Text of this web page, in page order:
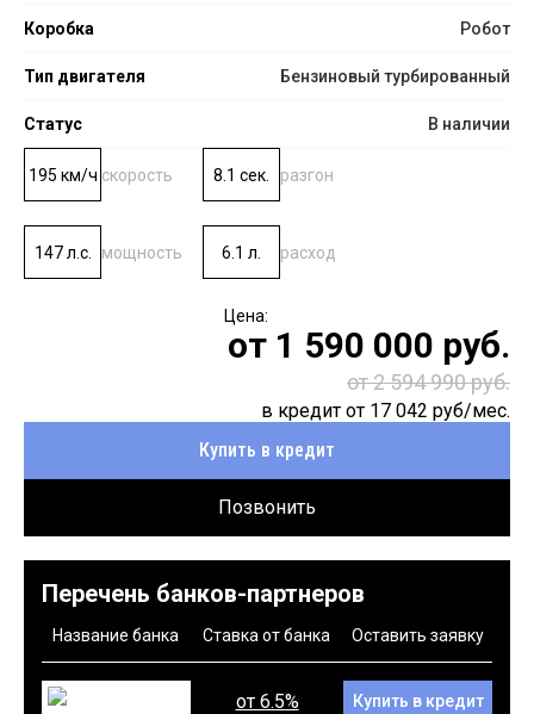
Коробка Робот
Тип двигателя Бензиновый турбированный
Статус В наличии
195 км/ч скорость 8.1 сек. разгон
147 л.с. мощность 6.1 л. расход
от 1 590 000 руб.
от 2 594 990 руб.
в кредит от 17 042 руб/мес.
Купить в кредит
Позвонить
Перечень банков-партнеров
Название банка Ставка от банка Оставить заявку
от 6.5% Купить в кредит